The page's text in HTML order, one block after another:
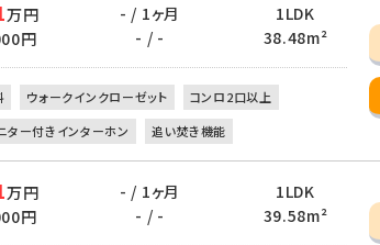
万円
円
- / 1ヶ月
- / -
1LDK
38.48m²
ウォークインクローゼット
コンロ2口以上
ター付きインターホン 追い焚き機能
万円
円
- / 1ヶ月
- / -
1LDK
39.58m²